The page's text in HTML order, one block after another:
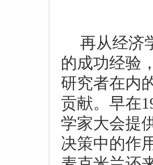
再从经济
的成功经验
研究者在内
贡献。早在
学家大会提
决策中的作